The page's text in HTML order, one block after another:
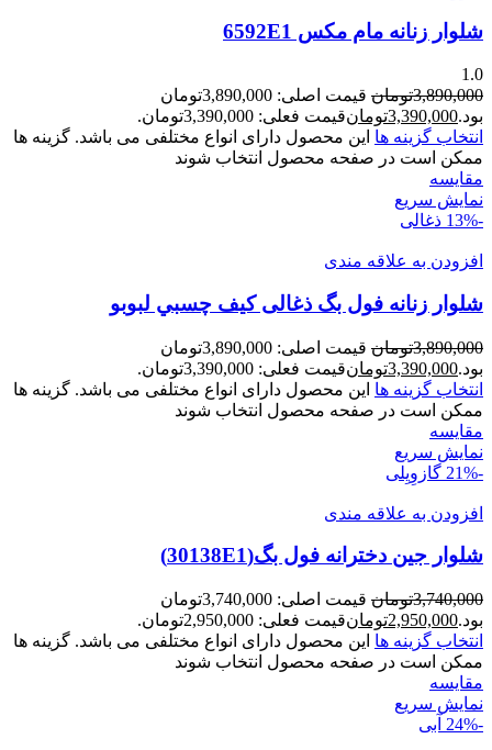
شلوار زنانه مام مکس 6592E1
1.0
3,890,000تومان
قیمت اصلی: 3,890,000تومان
بود.3,390,000تومانقیمت فعلی: 3,390,000تومان.
انتخاب گزینه ها این محصول دارای انواع مختلفی می باشد. گزینه ها
ممکن است در صفحه محصول انتخاب شوند
مقايسه
نمایش سریع
-13%
ذغالی
افزودن به علاقه مندی
شلوار زنانه فول بگ ذغالی کيف چسبي لبوبو
3,890,000تومان
قیمت اصلی: 3,890,000تومان
بود.3,390,000تومانقیمت فعلی: 3,390,000تومان.
انتخاب گزینه ها این محصول دارای انواع مختلفی می باشد. گزینه ها
ممکن است در صفحه محصول انتخاب شوند
مقايسه
نمایش سریع
-21%
گازوِیِلی
افزودن به علاقه مندی
شلوار جین دخترانه فول بگ(30138E1)
3,740,000تومان
قیمت اصلی: 3,740,000تومان
بود.2,950,000تومانقیمت فعلی: 2,950,000تومان.
انتخاب گزینه ها این محصول دارای انواع مختلفی می باشد. گزینه ها
ممکن است در صفحه محصول انتخاب شوند
مقايسه
نمایش سریع
-24%
آبی